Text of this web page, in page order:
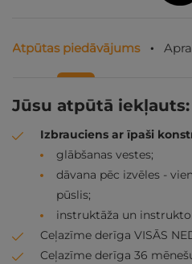
Atpūtas piedāvājums
Jūsu atpūtā iekļauts:
Izbrauciens ar īpaši
glābšanas vestes;
dāvana pēc izvēles -
pūslis;
instruktāža un
Ceļazīme derīga VISĀS
Ceļazīme derīga 36